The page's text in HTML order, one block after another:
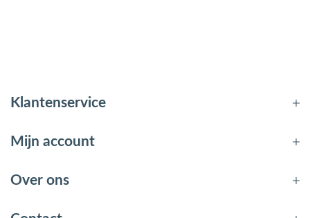
Klantenservice
Mijn account
Over ons